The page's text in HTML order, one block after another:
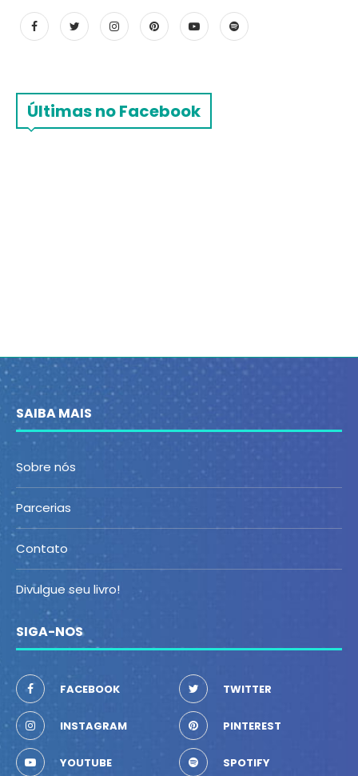
Últimas no Facebook
SAIBA MAIS
Sobre nós
Parcerias
Contato
Divulgue seu livro!
SIGA-NOS
FACEBOOK TWITTER
INSTAGRAM PINTEREST
YOUTUBE SPOTIFY